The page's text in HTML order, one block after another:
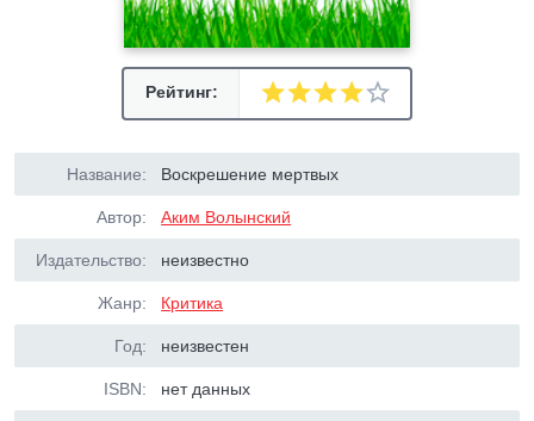
Рейтинг:
Название: Воскрешение мертвых
Автор: Аким Волынский
Издательство: неизвестно
Жанр: Критика
Год: неизвестен
ISBN: нет данных